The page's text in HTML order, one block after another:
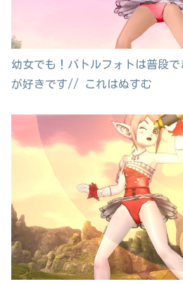
幼女でも！バトルフォトは普段
が好きです// これはぬすむ